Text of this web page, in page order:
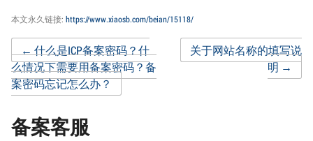
本文永久链接: https://www.xiaosb.com/beian/15118/
Post
navigation
← 什么是ICP备案密码？什
么情况下需要用备案密码？备
案密码忘记怎么办？
关于网站名称的填写说
明→
备案客服